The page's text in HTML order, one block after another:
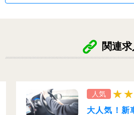
関連求
人気
大人気！新